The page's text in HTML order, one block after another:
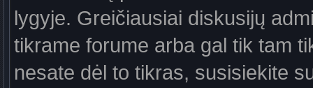
lygyje. Greičiausiai diskusijų
tikrame forume arba gal tik tam
nesate dėl to tikras, susisiekite